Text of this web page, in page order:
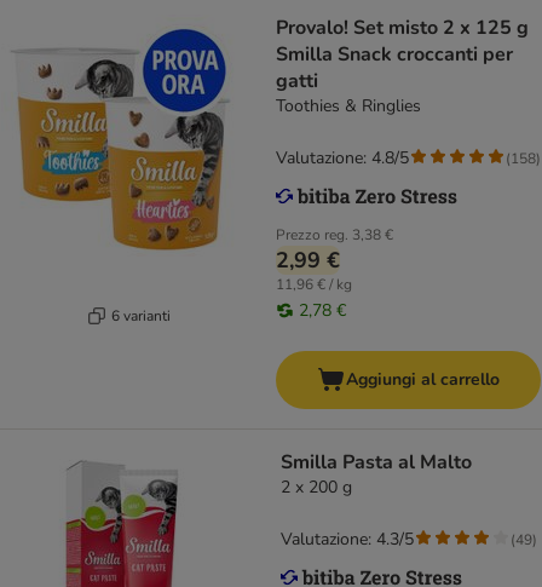
6 varianti
Provalo! Set misto 2 x 125 g
Smilla Snack croccanti per
gatti
Toothies & Ringlies
Prezzo reg. 3,38 €
2,99 €
11,96 € / kg
2,78 €
Valutazione: 4.8/5 (158)
Aggiungi al carrello
Smilla Pasta al Malto
2 x 200 g
Valutazione: 4.3/5 (49)